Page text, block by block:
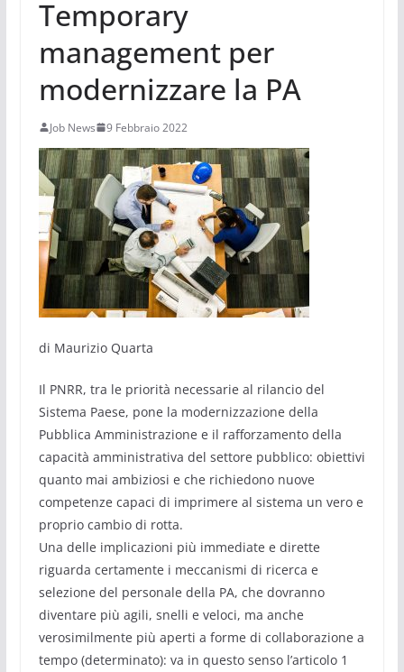
Temporary
management per
modernizzare la PA
Job News 9 Febbraio 2022
di Maurizio Quarta
Il PNRR, tra le priorità necessarie al rilancio del
Sistema Paese, pone la modernizzazione della
Pubblica Amministrazione e il rafforzamento della
capacità amministrativa del settore pubblico: obiettivi
quanto mai ambiziosi e che richiedono nuove
competenze capaci di imprimere al sistema un vero e
proprio cambio di rotta.
Una delle implicazioni più immediate e dirette
riguarda certamente i meccanismi di ricerca e
selezione del personale della PA, che dovranno
diventare più agili, snelli e veloci, ma anche
verosimilmente più aperti a forme di collaborazione a
tempo (determinato): va in questo senso l’articolo 1